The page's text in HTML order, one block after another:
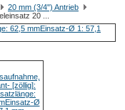
20 mm (3/4") Antrieb
20 ...